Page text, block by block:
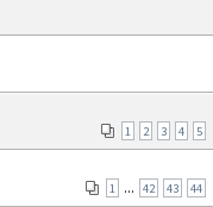
1 2 3 4 5
1 ... 42 43 44